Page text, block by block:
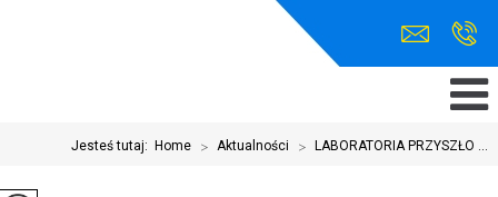
Jesteś tutaj: Home > Aktualności > LABORATORIA PRZYSZŁO ...